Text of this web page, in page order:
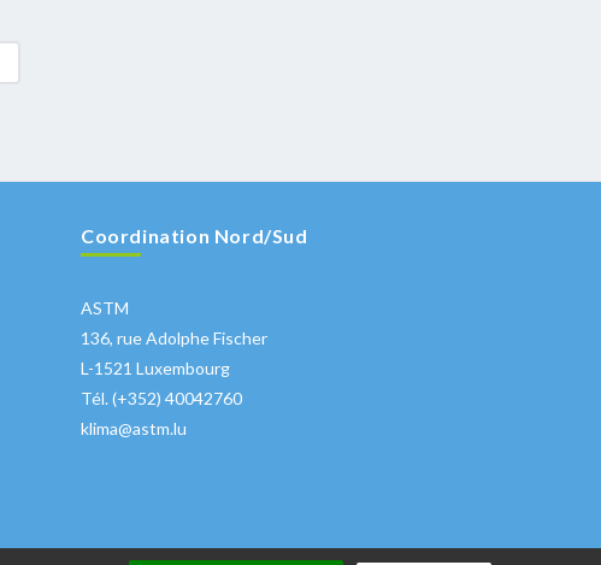
Coordination Nord/Sud
ASTM
136, rue Adolphe Fischer
L-1521 Luxembourg
Tél. (+352) 40042760
klima@astm.lu